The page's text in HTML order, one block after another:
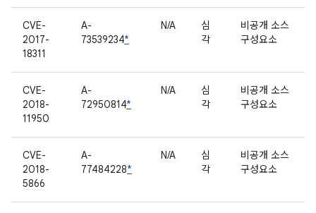
CVE-
2017-
18311
A-
73539234*
N/A
심
각
비공개 소스
구성요소
CVE-
2018-
11950
A-
72950814*
N/A
심
각
비공개 소스
구성요소
CVE-
2018-
5866
A-
77484228*
N/A
심
각
비공개 소스
구성요소